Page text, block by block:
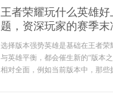
王者荣耀玩什么英雄
题，资深玩家的赛季
选择版本强势英雄是基础在王者
与英雄平衡，都会催生新的“版本
相对全面，例如当前版本中，那些